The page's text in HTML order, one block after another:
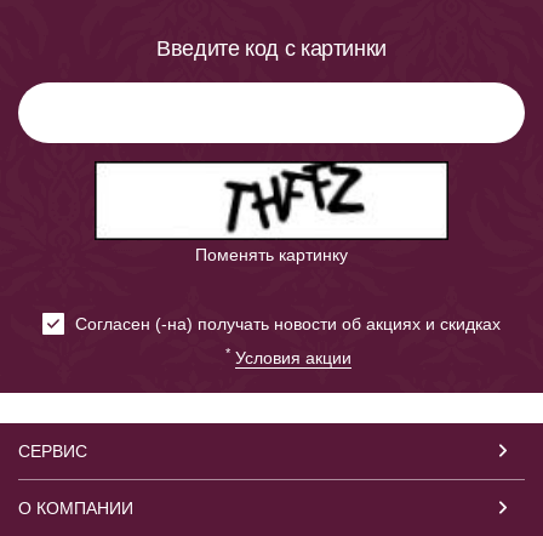
Введите код с картинки
Поменять картинку
Cогласен (-на) получать новости об акциях и скидках
* Условия акции
СЕРВИС
О КОМПАНИИ